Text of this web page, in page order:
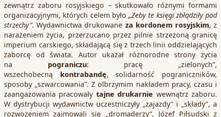
zewnątrz zaboru rosyjskiego – skutkowało różnymi formami
organizacyjnymi, których celem było „Żeby te księgi zbłądziły pod
strzechy”. Wydawnictwa drukowane za kordonem rosyjskim, z
narażeniem życia, przerzucano przez pilnie strzeżoną granicę
imperium carskiego, składającą się z trzech linii oddzielających
zaborcę od świata. Autor ukazał różnorodne strony życia
na pograniczu: pracę „zielonych”,
wszechobecną kontrabandę, solidarność pograniczników,
sposoby „szwarcowania”. Z olbrzymim nakładem pracy, czasu i
zaangażowania pracowały tajne drukarnie wewnątrz zaboru.
W dystrybucji wydawnictw uczestniczyły „zajazdy” i „składy”, a
rozwożeniem zajmowali się „dromaderzy”. Józef Piłsudski z